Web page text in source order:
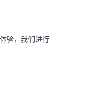
验，我们进行